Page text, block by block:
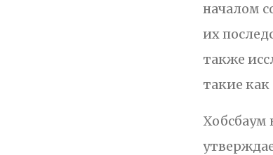
началом
их
также
такие
Хобсбаум